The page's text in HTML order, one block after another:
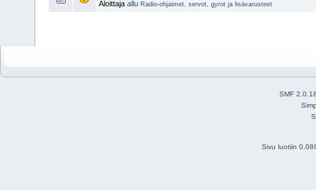
Aloittaja allu Radio-ohjaimet, servot, gyrot ja lisävarusteet
SMF
Sivu luotiin